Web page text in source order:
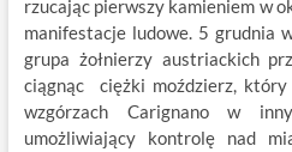
rzucając pierwszy kamieniem w
manifestacje ludowe. 5 grudnia
grupa żołnierzy austriackich
ciągnąc ciężki moździerz,
wzgórzach Carignano w
umożliwiający kontrolę nad